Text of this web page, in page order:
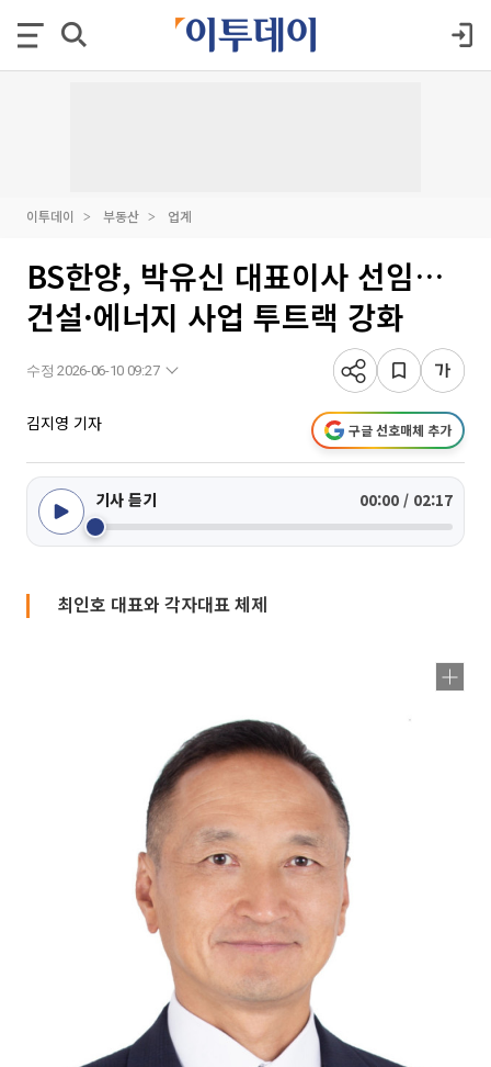
이투데이 부동산 업계
BS한양, 박유신 대표이사 선임…
건설·에너지 사업 투트랙 강화
수정 2026-06-10 09:27
김지영 기자 구글 선호매체 추가
기사 듣기 00:00 / 02:17
최인호 대표와 각자대표 체제